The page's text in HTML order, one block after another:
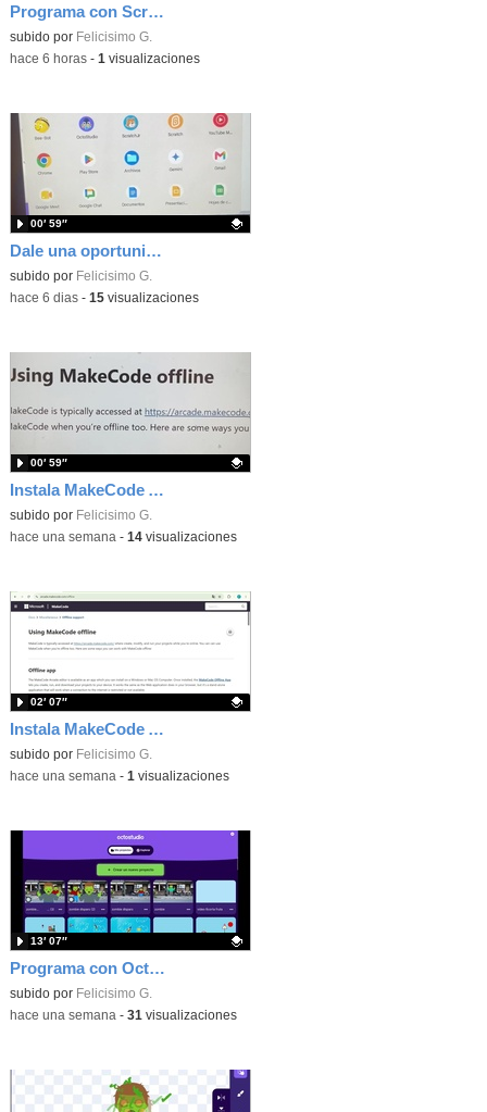
Programa con Scratch juegos con los partidos del mundial 2026 ganados por España
Contenido educativo.
subido por Felicisimo G.
-hace 6 horas- 1 visualizaciones
Dale una oportunidad a los Chromebooks y utiliza un proyector para realizar talleres si no tienes pantallas táctiles
Contenido educativo.
subido por Felicisimo G.
00′ 59″
-hace 6 dias- 15visualizaciones
Instala MakeCode Arcade para trabajar offline en tu tablet, ordenador, Chromebook
Contenido educativo.
subido por Felicisimo G.
00′ 59″
-hace una semana - 14visualizaciones
Instala MakeCode Arcade offline para programar grandes juegos sin necesidad de Internet
Contenido educativo.
subido por Felicisimo G.
02′ 07″
-hace una semana - 1 visualizaciones
Programa con OctoStudio, un juego de disparos contra Zombies con un cargador basado en el House of the dead
Contenido educativo.
subido por Felicisimo G.
13′ 07″
-hace una semana - 31 visualizaciones